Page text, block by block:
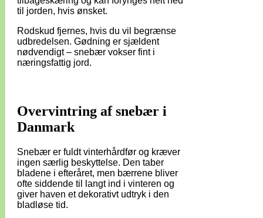
til jorden, hvis ønsket.
Rodskud fjernes, hvis du vil begrænse
udbredelsen. Gødning er sjældent
nødvendigt – snebær vokser fint i
næringsfattig jord.
Overvintring af snebær i
Danmark
Snebær er fuldt vinterhårdfør og kræver
ingen særlig beskyttelse. Den taber
bladene i efteråret, men bærrene bliver
ofte siddende til langt ind i vinteren og
giver haven et dekorativt udtryk i den
bladløse tid.